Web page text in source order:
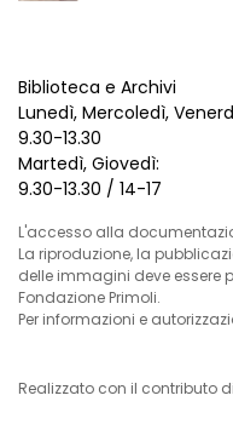
Biblioteca e Archivi
Lunedì, Mercoledì,
9.30-13.30
Martedì, Giovedì:
9.30-13.30 / 14-17
L'accesso alla
La riproduzione, la
delle immagini deve essere
Fondazione Primoli.
Per informazioni e
Realizzato con il contributo di